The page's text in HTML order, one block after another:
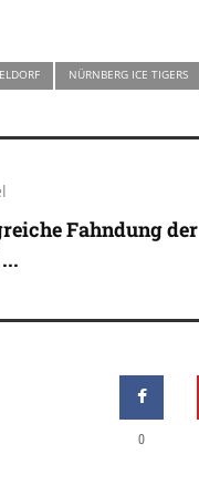
NÜRNBERG ICE TIGERS
Fahndung der
0